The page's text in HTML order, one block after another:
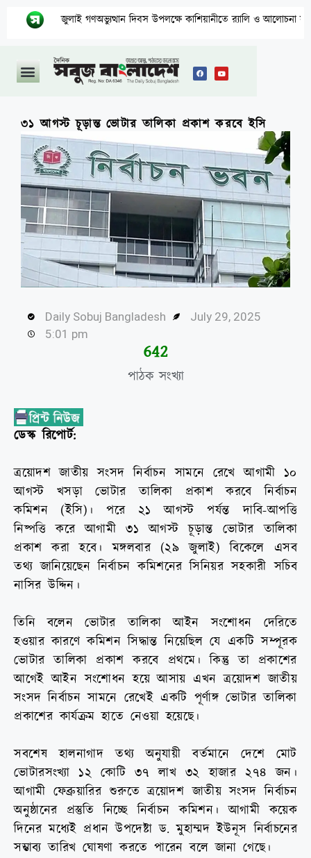
জুলাই গণঅভ্যুত্থান দিবস উপলক্ষে কাশিয়ানীতে র‍্যালি ও আলোচনা সভা অনুষ্ঠিত
৩১ আগস্ট চূড়ান্ত ভোটার তালিকা প্রকাশ করবে ইসি
Daily Sobuj Bangladesh
July 29, 2025
5:01 pm
পাঠক সংখ্যা
644
ডেস্ক রিপোর্ট:
ত্রয়োদশ জাতীয় সংসদ নির্বাচন সামনে রেখে আগামী ১০
আগস্ট খসড়া ভোটার তালিকা প্রকাশ করবে নির্বাচন
কমিশন (ইসি)। পরে ২১ আগস্ট পর্যন্ত দাবি-আপত্তি
নিষ্পত্তি করে আগামী ৩১ আগস্ট চূড়ান্ত ভোটার তালিকা
প্রকাশ করা হবে। মঙ্গলবার (২৯ জুলাই) বিকেলে এসব
তথ্য জানিয়েছেন নির্বাচন কমিশনের সিনিয়র সহকারী সচিব
নাসির উদ্দিন।
তিনি বলেন ভোটার তালিকা আইন সংশোধন দেরিতে
হওয়ার কারণে কমিশন সিদ্ধান্ত নিয়েছিল যে একটি সম্পূরক
ভোটার তালিকা প্রকাশ করবে প্রথমে। কিন্তু তা প্রকাশের
আগেই আইন সংশোধন হয়ে আসায় এখন ত্রয়োদশ জাতীয়
সংসদ নির্বাচন সামনে রেখেই একটি পূর্ণাঙ্গ ভোটার তালিকা
প্রকাশের কার্যক্রম হাতে নেওয়া হয়েছে।
সবশেষ হালনাগাদ তথ্য অনুযায়ী বর্তমানে দেশে মোট
ভোটারসংখ্যা ১২ কোটি ৩৭ লাখ ৩২ হাজার ২৭৪ জন।
আগামী ফেব্রুয়ারির শুরুতে ত্রয়োদশ জাতীয় সংসদ নির্বাচন
অনুষ্ঠানের প্রস্তুতি নিচ্ছে নির্বাচন কমিশন। আগামী কয়েক
দিনের মধ্যেই প্রধান উপদেষ্টা ড. মুহাম্মদ ইউনূস নির্বাচনের
সম্ভাব্য তারিখ ঘোষণা করতে পারেন বলে জানা গেছে।